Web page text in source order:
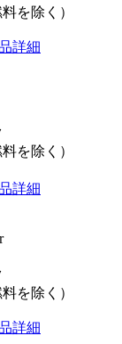
を除く）
詳細
を除く）
詳細
を除く）
詳細